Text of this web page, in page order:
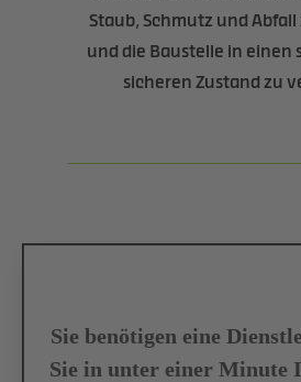
Staub, Schmutz und
und die Baustelle in einen
sicheren Zustand zu
Sie benötigen eine
Sie in unter einer Minute